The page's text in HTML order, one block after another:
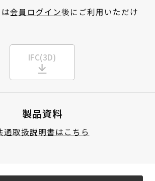
会員ログイン後にご利用いただけ
IFC(3D)
製品資料
通取扱説明書はこちら